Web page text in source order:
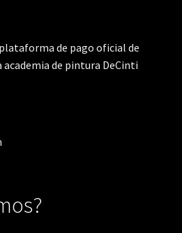
de pago oficial de
de pintura DeCinti